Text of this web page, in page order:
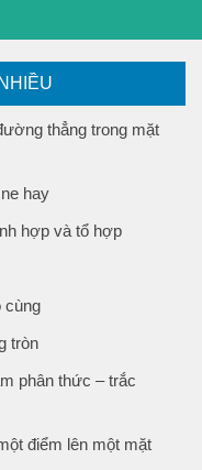
thẳng trong mặt
hay
hợp và tổ hợp
cùng
tròn
phân thức – trắc
điểm lên một mặt